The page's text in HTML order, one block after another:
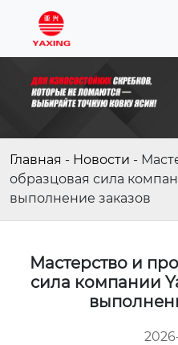
Главная - Новости -
образцовая сила
выполнение заказов
Мастерство и
сила компании